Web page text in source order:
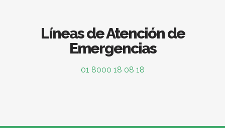
Líneas de Atención de
Emergencias
01 8000 18 08 18